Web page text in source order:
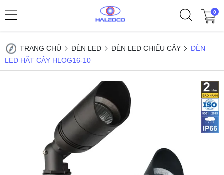
0
TRANG CHỦ ĐÈN LED ĐÈN LED CHIẾU CÂY
ĐÈN
LED HẮT CÂY HLOG16-10